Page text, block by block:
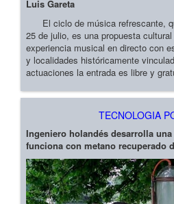
Luis Gareta
El ciclo de música refrescante,
25 de julio, es una propuesta
experiencia musical en directo con
y localidades históricamente
actuaciones la entrada es libre y
TECNOLOGIA
Ingeniero holandés desarrolla
funciona con metano recuperado